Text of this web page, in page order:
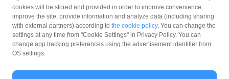
マネロン等基本方針
カスタマーハラスメントに関する当社の考え方
cookies will be stored and provided in order to improve convenience,
improve the site, provide information and analyze data (including sharing
with external partners) according to the cookie policy. You can change the
settings at any time from "Cookie Settings" in Privacy Policy. You can
change app tracking preferences using the advertisement identifier from
OS settings.